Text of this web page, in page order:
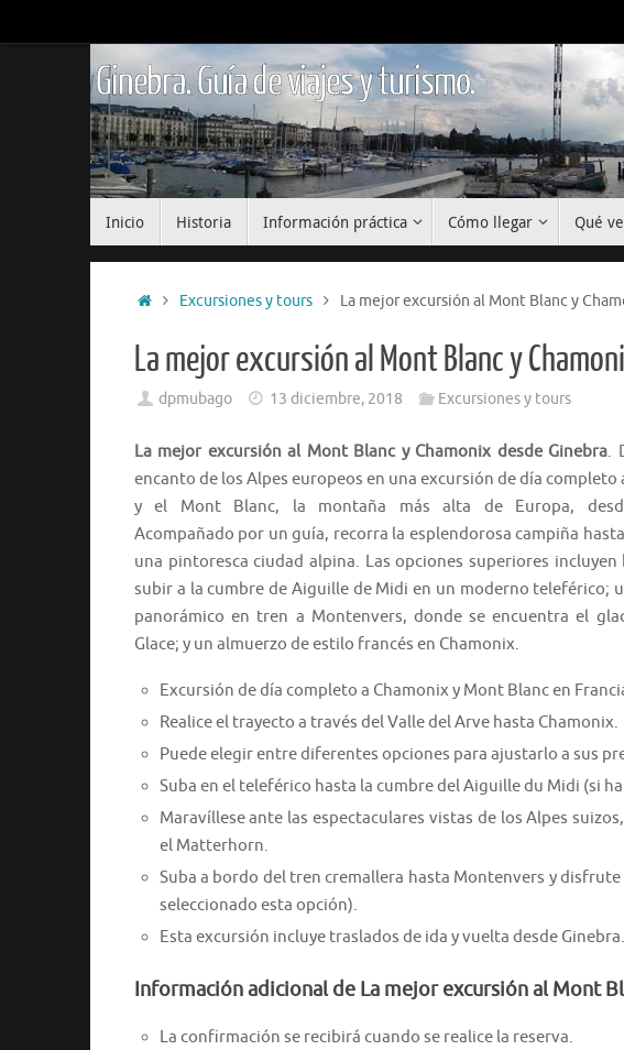
al
Ginebra. Guía de viajes y turismo.
Inicio Historia Información práctica Cómo llegar Qué
InicioExcursiones y tours La mejor excursión al Mont Blanc y
La mejor excursión al Mont Blanc y
dpmubago 13 diciembre, 2018 Excursiones y tours
La mejor excursión al Mont Blanc y Chamonix desde Ginebra.
encanto de los Alpes europeos en una excursión de día completo
y el Mont Blanc, la montaña más alta de Europa,
Acompañado por un guía, recorra la esplendorosa campiña
una pintoresca ciudad alpina. Las opciones superiores incluyen
subir a la cumbre de Aiguille de Midi en un moderno teleférico;
panorámico en tren a Montenvers, donde se encuentra el
Glace; y un almuerzo de estilo francés en Chamonix.
Excursión de día completo a Chamonix y Mont Blanc en
Realice el trayecto a través del Valle del Arve hasta Chamonix.
Puede elegir entre diferentes opciones para ajustarlo a sus
Suba en el teleférico hasta la cumbre del Aiguille du Midi (si
Maravíllese ante las espectaculares vistas de los Alpes
el Matterhorn.
Suba a bordo del tren cremallera hasta Montenvers y
seleccionado esta opción).
Esta excursión incluye traslados de ida y vuelta desde Ginebra.
Información adicional de La mejor excursión al Mont
La confirmación se recibirá cuando se realice la reserva.